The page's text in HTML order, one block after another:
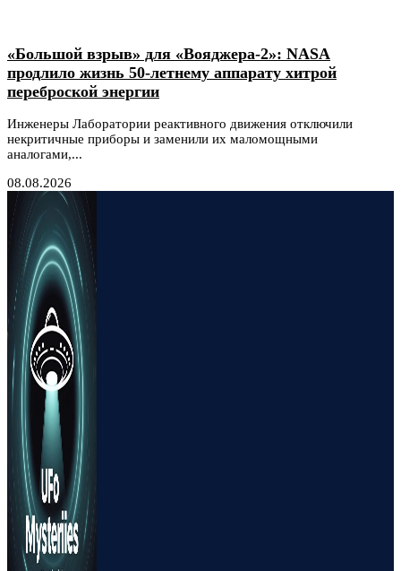
«Большой взрыв» для «Вояджера-2»: NASA
продлило жизнь 50-летнему аппарату хитрой
переброской энергии
Инженеры Лаборатории реактивного движения отключили
некритичные приборы и заменили их маломощными
аналогами,...
08.08.2026